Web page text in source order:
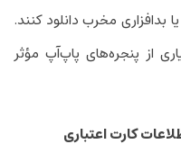
بدافزاری مخرب دانلود کنند.
از پنجره‌های پاپ‌آپ مؤثر
کارت اعتباری